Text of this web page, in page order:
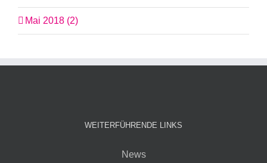
Mai 2018 (2)
WEITERFÜHRENDE LINKS
News